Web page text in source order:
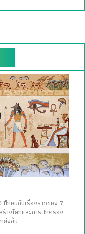
ก่อนกับเรื่องราวของ 7
างโลกและการปกครอง
ยิ่งขึ้น